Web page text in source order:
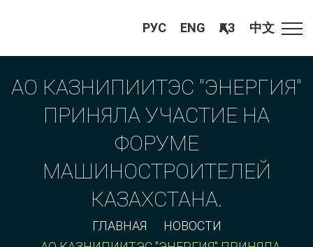
РУС ENG ҚАЗ 中文
АО КАЗНИПИИТЭС "ЭНЕРГИЯ"
ПРИНЯЛА УЧАСТИЕ НА
ФОРУМЕ
МАШИНОСТРОИТЕЛЕЙ
КАЗАХСТАНА.
ГЛАВНАЯ
НОВОСТИ